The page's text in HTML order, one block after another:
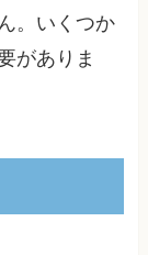
。いくつか
がありま